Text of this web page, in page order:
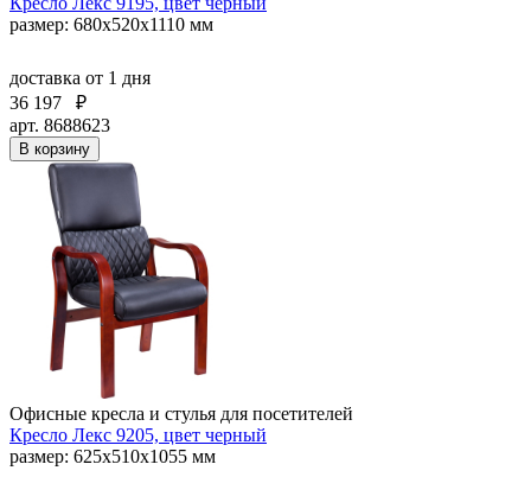
размер: 680х520х1110 мм
доставка от 1 дня
36 197
₽
арт. 8688623
В корзину
Офисные кресла и стулья для посетителей
Кресло Лекс 9205, цвет черный
размер: 625х510х1055 мм